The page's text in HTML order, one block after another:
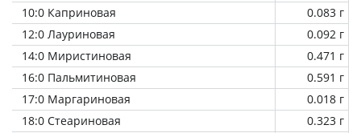
10:0 Каприновая
0.083 г
12:0 Лауриновая
0.092 г
14:0 Миристиновая
0.471 г
16:0 Пальмитиновая
0.591 г
17:0 Маргариновая
0.018 г
18:0 Стеариновая
0.323 г